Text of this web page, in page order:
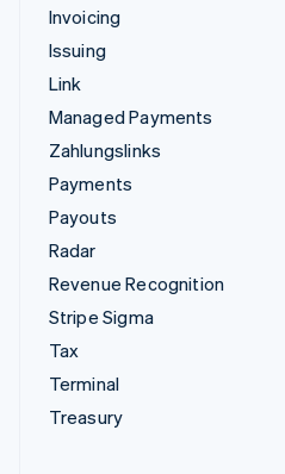
Invoicing
Issuing
Link
Managed Payments
Zahlungslinks
Payments
Payouts
Radar
Revenue Recognition
Stripe Sigma
Tax
Terminal
Treasury